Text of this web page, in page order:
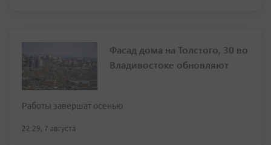
Фасад дома на Толстого, 30 во
Владивостоке обновляют
Работы завершат осенью
22:29, 7 августа